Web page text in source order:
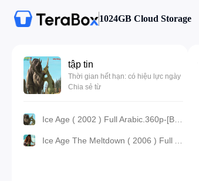
1024GB Cloud Storage
tập tin
Thời gian hết hạn: có hiệu lực ngày
Chia sẻ từ